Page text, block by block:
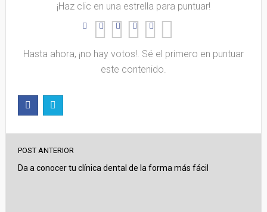
¡Haz clic en una estrella para puntuar!
Hasta ahora, ¡no hay votos!. Sé el primero en puntuar
este contenido.
POST ANTERIOR
Da a conocer tu clínica dental de la forma más fácil